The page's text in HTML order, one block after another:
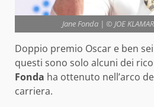
Jane Fonda | © JOE
Doppio premio Oscar e ben
questi sono solo alcuni dei
Fonda ha ottenuto nell’arco
carriera.